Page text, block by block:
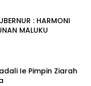
: HARMONI
MALUKU
Ie Pimpin Ziarah